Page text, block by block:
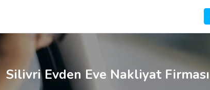
Silivri Evden Eve Nakliyat Firması